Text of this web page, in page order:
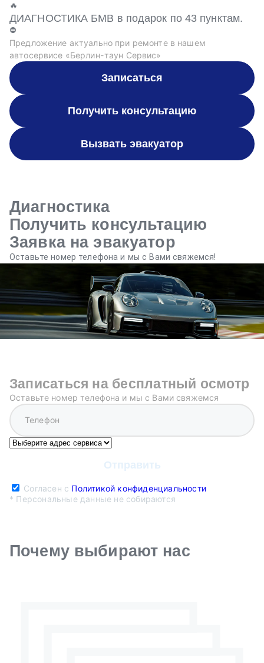
🔥
ДИАГНОСТИКА БМВ в подарок по 43 пунктам.
⛔
Предложение актуально при ремонте в нашем
автосервисе «Берлин-таун Сервис»
Записаться
Получить консультацию
Вызвать эвакуатор
Диагностика
Получить консультацию
Заявка на эвакуатор
Оставьте номер телефона и мы с Вами свяжемся!
Записаться на бесплатный осмотр
Оставьте номер телефона и мы с Вами свяжемся
Согласен с Политикой конфиденциальности
* Персональные данные не собираются
Почему выбирают нас